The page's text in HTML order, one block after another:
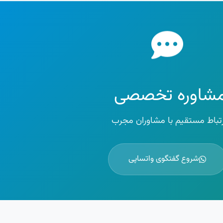
تخصصی
مستقیم با مشاوران مجرب
شروع گفتگوی واتساپی